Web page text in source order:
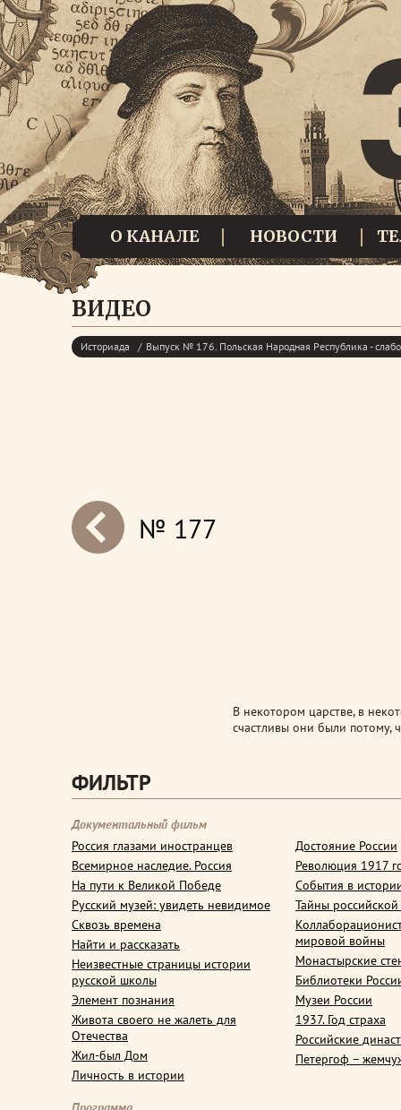
О КАНАЛЕ НОВОСТИ
ВИДЕО
Историада Выпуск № 176. Польская Народная Республика -
next№ 177
В некотором царстве, в
счастливы они были потому,
ФИЛЬТР
Документальный фильм
Россия глазами иностранцев
Всемирное наследие. Россия
На пути к Великой Победе
Русский музей: увидеть невидимое
Сквозь времена
Найти и рассказать
Неизвестные страницы истории
русской школы
Элемент познания
Живота своего не жалеть для
Отечества
Жил-был Дом
Личность в истории
Достояние России
Революция 1917
События в
Тайны
мировой войны
Монастырские
Библиотеки
Музеи России
1937. Год страха
Российские
Петергоф –